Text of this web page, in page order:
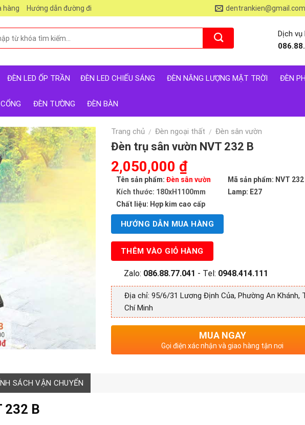
hàng Hướng dẫn đường đi dentrankien@gmail.com
Dịch
ĐÈN LED ỐP TRẦN ĐÈN LED CHIẾU SÁNG ĐÈN NĂNG LƯỢNG MẶT TRỜI ĐÈN
ĐÈN TƯỜNG ĐÈN BÀN
Trang chủ / Đèn ngoại thất / Đèn sân vườn
Đèn trụ sân vườn NVT 232 B
Giá
gốc
là:
3,750,000 ₫.
2,050,000 ₫Giá
hiện
tại
là:
2,050,000 ₫.
Tên sản phẩm: Đèn sân vườn
Mã sản phẩm: NVT 232
Kích thước: 180xH1100mm
Lamp: E27
Chất liệu: Hợp kim cao cấp
HƯỚNG DẪN MUA HÀNG
THÊM VÀO GIỎ HÀNG
Zalo: 086.88.77.041 - Tel: 0948.414.111
Địa chỉ: 95/6/31 Lương Định Của, Phường An Khánh,
Chí Minh
MUA NGAY
Gọi điện xác nhận và giao hàng tận nơi
SÁCH VẬN CHUYỂN
232 B